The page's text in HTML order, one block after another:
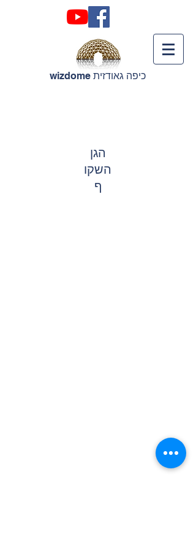
כיפה גאודזית wizdome
הגן
השקו
ף